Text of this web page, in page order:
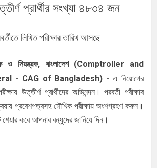
প্রার্থীর সংখ্যা ৪৮৩৪ জন
লিখিত পরীক্ষার তারিখ আসছে
ও নিয়ন্ত্রক, বাংলাদেশ (Comptroller and
- CAG of Bangladesh) - এ নিয়োগের
উত্তীর্ণ প্রার্থীদের অভিনন্দন। পরবর্তী পরীক্ষার
প্রবেশপত্রসহ মৌখিক পরীক্ষায় অংশগ্রহণ করুন।
শেয়ার করে আপনার বন্ধুদের জানিয়ে দিন।